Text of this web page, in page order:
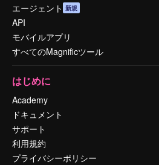
エージェント 新規
API
モバイルアプリ
すべてのMagnificツール
はじめに
Academy
ドキュメント
サポート
利用規約
プライバシーポリシー